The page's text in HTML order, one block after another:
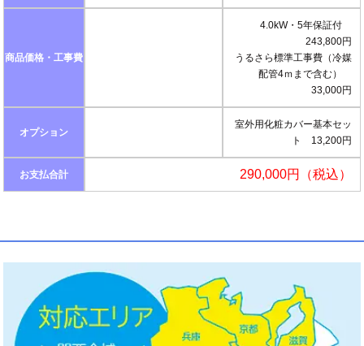
商品価格・工事費
4.0kW・5年保証付
243,800円
うるさら標準工事費（冷媒
配管4ｍまで含む）
33,000円
オプション
室外用化粧カバー基本セッ
ト 13,200円
お支払合計 290,000円（税込）